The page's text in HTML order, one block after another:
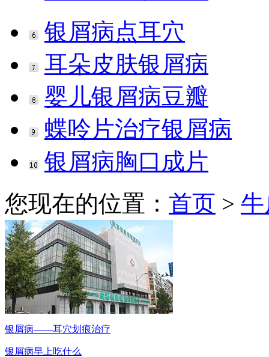
银屑病点耳穴
耳朵皮肤银屑病
婴儿银屑病豆瓣
蝶呤片治疗银屑病
银屑病胸口成片
您现在的位置： 首页 >
银屑病——耳穴划痕治疗
银屑病早上吃什么